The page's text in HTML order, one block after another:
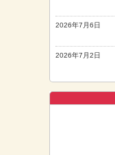
2026年7月6日
2026年7月2日